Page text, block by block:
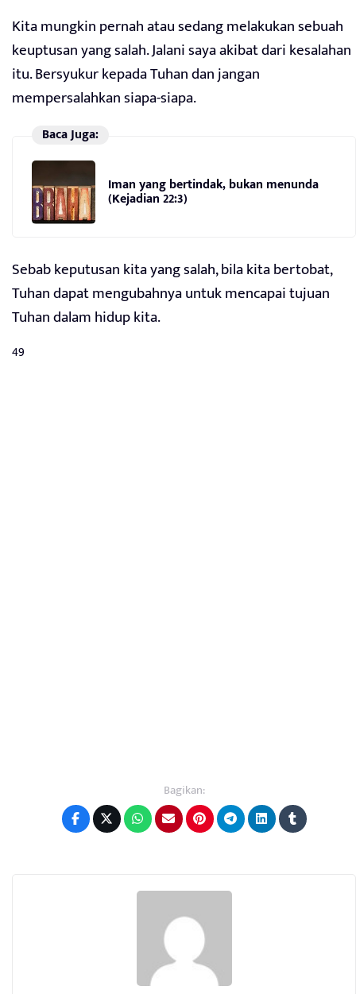
Kita mungkin pernah atau sedang melakukan sebuah
keuptusan yang salah. Jalani saya akibat dari kesalahan
itu. Bersyukur kepada Tuhan dan jangan
mempersalahkan siapa-siapa.
Baca Juga:
Iman yang bertindak, bukan menunda
(Kejadian 22:3)
Sebab keputusan kita yang salah, bila kita bertobat,
Tuhan dapat mengubahnya untuk mencapai tujuan
Tuhan dalam hidup kita.
49
Bagikan: